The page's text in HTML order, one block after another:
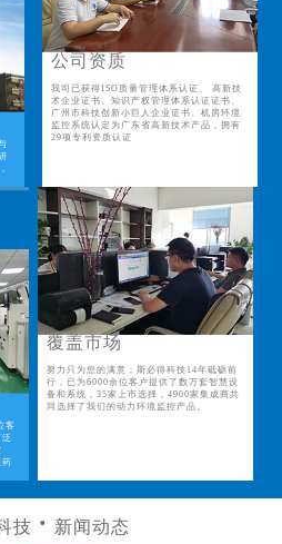
公司资质
我司已获得ISO质量管理体系认证、 高新技
术企业证书、知识产权管理体系认证证书、
广州市科技创新小巨人企业证书、机房环境
监控系统认定为广东省高新技术产品，拥有
29项专利资质认证
客
药
覆盖市场
努力只为您的满意；斯必得科技14年砥砺前
行，已为6000余位客户提供了数万套智慧设
备和系统，35家上市选择，4900家集成商共
同选择了我们的动力环境监控产品。
技 新闻动态